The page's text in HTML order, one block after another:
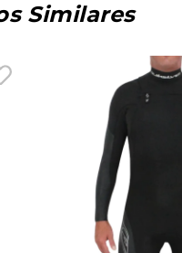
Similares